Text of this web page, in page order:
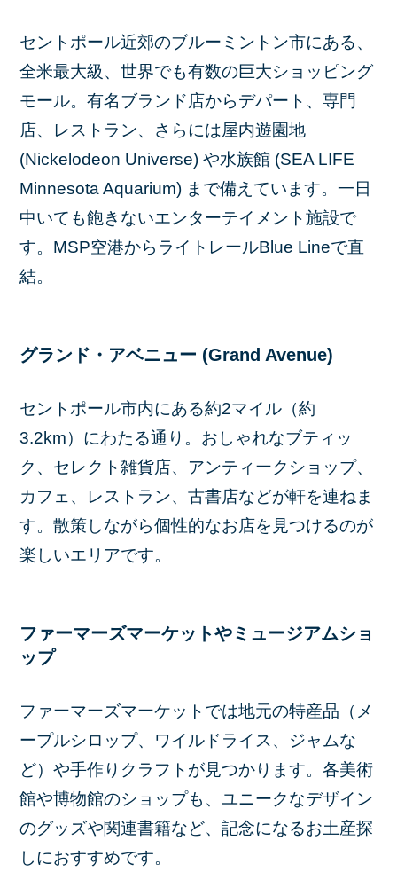
セントポール近郊のブルーミントン市にある、
全米最大級、世界でも有数の巨大ショッピング
モール。有名ブランド店からデパート、専門
店、レストラン、さらには屋内遊園地
(Nickelodeon Universe) や水族館 (SEA LIFE
Minnesota Aquarium) まで備えています。一日
中いても飽きないエンターテイメント施設で
す。MSP空港からライトレールBlue Lineで直
結。
グランド・アベニュー (Grand Avenue)
セントポール市内にある約2マイル（約
3.2km）にわたる通り。おしゃれなブティッ
ク、セレクト雑貨店、アンティークショップ、
カフェ、レストラン、古書店などが軒を連ねま
す。散策しながら個性的なお店を見つけるのが
楽しいエリアです。
ファーマーズマーケットやミュージアムショ
ップ
ファーマーズマーケットでは地元の特産品（メ
ープルシロップ、ワイルドライス、ジャムな
ど）や手作りクラフトが見つかります。各美術
館や博物館のショップも、ユニークなデザイン
のグッズや関連書籍など、記念になるお土産探
しにおすすめです。